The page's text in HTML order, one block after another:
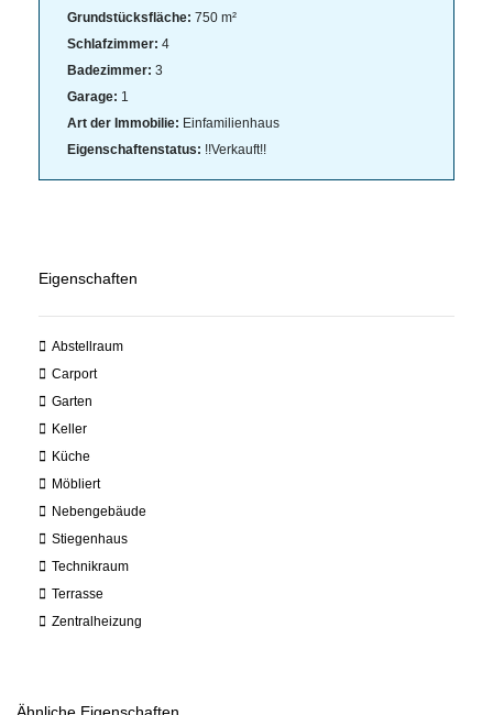
Grundstücksfläche: 750 m²
Schlafzimmer: 4
Badezimmer: 3
Garage: 1
Art der Immobilie: Einfamilienhaus
Eigenschaftenstatus: !!Verkauft!!
Eigenschaften
Abstellraum
Carport
Garten
Keller
Küche
Möbliert
Nebengebäude
Stiegenhaus
Technikraum
Terrasse
Zentralheizung